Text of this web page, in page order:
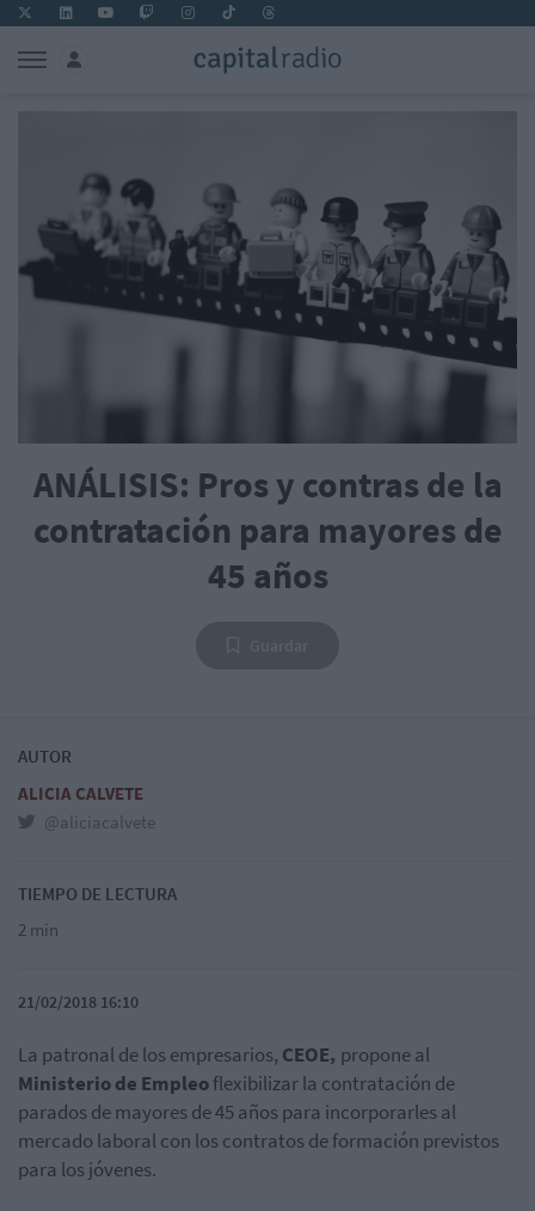
ANÁLISIS: Pros y contras de la
contratación para mayores de
45 años
AUTOR
ALICIA CALVETE
@aliciacalvete
TIEMPO DE LECTURA
2 min
21/02/2018 16:10
La patronal de los empresarios, CEOE, propone al
Ministerio de Empleoflexibilizar la contratación de
parados de mayores de 45 años para incorporarles al
mercado laboral con los contratos de formación previstos
para los jóvenes.